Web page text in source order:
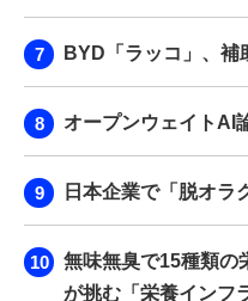
BYD「ラッコ」、補
オープンウェイトAI
日本企業で「脱オラ
無味無臭で15種類
が挑む「栄養インフ